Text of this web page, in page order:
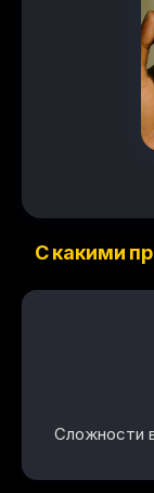
С какими
Сложности